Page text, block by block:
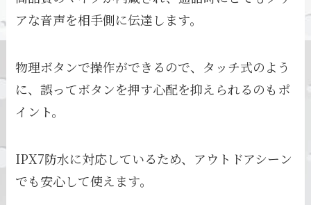
アな音声を相手側に伝達します。
物理ボタンで操作ができるので、タッチ式のよう
に、誤ってボタンを押す心配を抑えられるのもポ
イント。
IPX7防水に対応しているため、アウトドアシーン
でも安心して使えます。